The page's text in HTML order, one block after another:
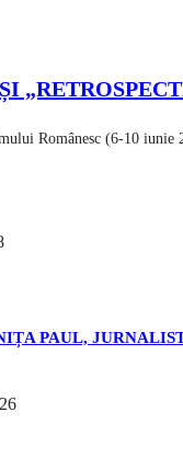
Românesc (6-10
PAUL,